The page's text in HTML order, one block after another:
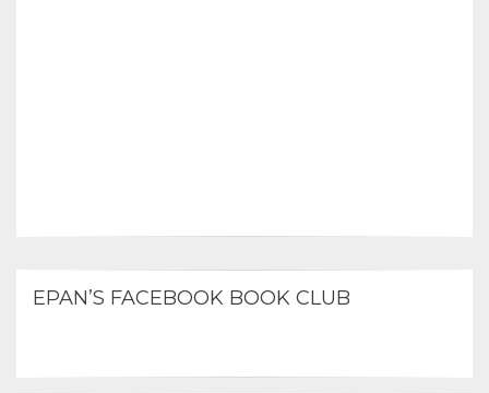
EPAN’S FACEBOOK BOOK CLUB